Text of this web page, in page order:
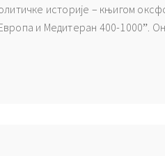
историје – књигом
и Медитеран 400-1000ˮ.